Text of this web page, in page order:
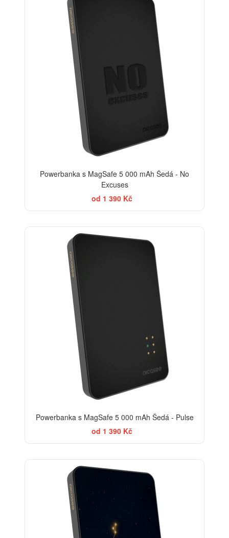
Powerbanka s MagSafe 5 000 mAh Šedá - No
Excuses
od 1 390 Kč
Powerbanka s MagSafe 5 000 mAh Šedá - Pulse
od 1 390 Kč